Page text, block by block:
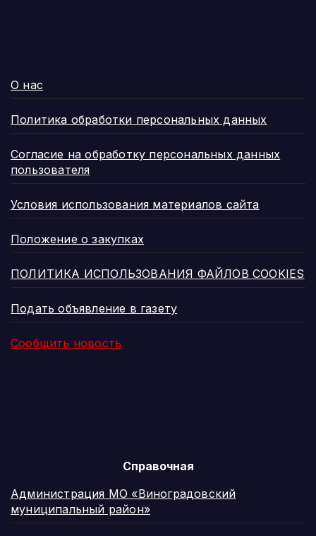
О нас
Политика обработки персональных данных
Согласие на обработку персональных данных
пользователя
Условия использования материалов сайта
Положение о закупках
ПОЛИТИКА ИСПОЛЬЗОВАНИЯ ФАЙЛОВ COOKIES
Подать объявление в газету
Сообщить новость
Справочная
Администрация МО «Виноградовский
муниципальный район»